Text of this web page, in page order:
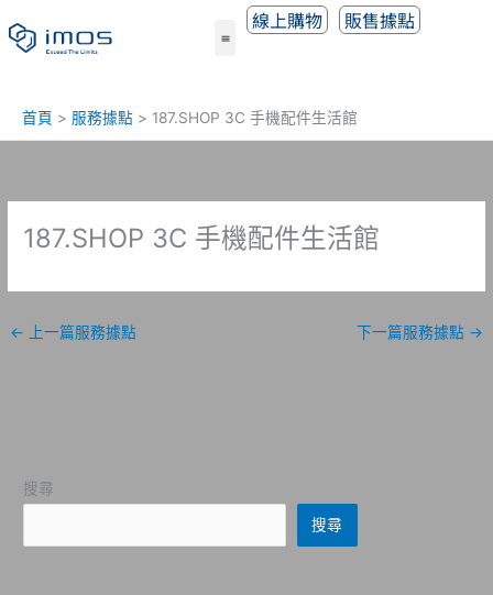
至
線上購物 販售據點
首頁 服務據點 187.SHOP 3C 手機配件生活館
187.SHOP 3C 手機配件生活館
← 上一篇服務據點 下一篇服務據點 →
搜尋
搜尋